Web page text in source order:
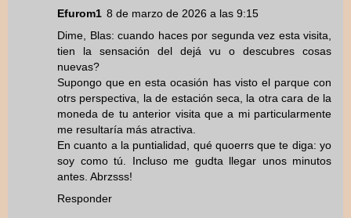
Efurom1 8 de marzo de 2026 a las 9:15
Dime, Blas: cuando haces por segunda vez esta visita,
tien la sensación del dejá vu o descubres cosas
nuevas?
Supongo que en esta ocasión has visto el parque con
otrs perspectiva, la de estación seca, la otra cara de la
moneda de tu anterior visita que a mi particularmente
me resultaría más atractiva.
En cuanto a la puntialidad, qué quoerrs que te diga: yo
soy como tú. Incluso me gudta llegar unos minutos
antes. Abrzsss!
Responder